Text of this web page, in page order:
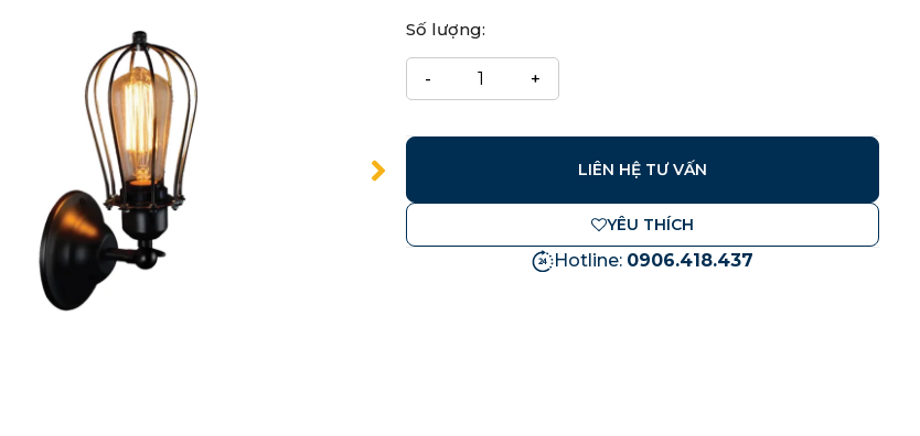
Số lượng:
LIÊN HỆ TƯ VẤN
YÊU THÍCH
Hotline: 0906.418.437